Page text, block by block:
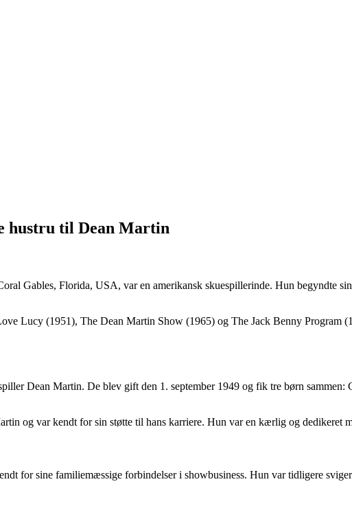
hustru til Dean Martin
Gables, Florida, USA, var en amerikansk skuespillerinde. Hun begyndte
Lucy (1951), The Dean Martin Show (1965) og The Jack Benny Program
Dean Martin. De blev gift den 1. september 1949 og fik tre børn
og var kendt for sin støtte til hans karriere. Hun var en kærlig og dedikeret
for sine familiemæssige forbindelser i showbusiness. Hun var tidligere